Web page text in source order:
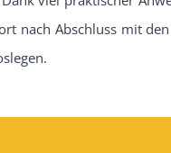
nach Abschluss mit